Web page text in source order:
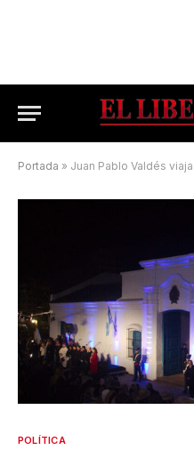
Portada » Juan Pablo Valdés viaja a
POLÍTICA